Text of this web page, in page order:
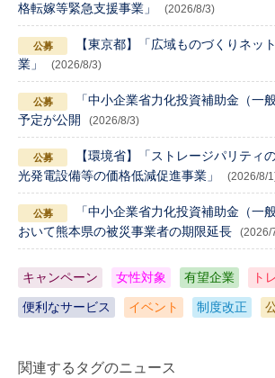
格転嫁等緊急支援事業」
(2026/8/3)
【東京都】「広域ものづくりネッ
業」
(2026/8/3)
「中小企業省力化投資補助金（一
予定が公開
(2026/8/3)
【環境省】「ストレージパリティ
光発電設備等の価格低減促進事業」
(2026/8/
「中小企業省力化投資補助金（一
おいて熊本県の被災事業者の期限延長
(2026/
キャンペーン 女性対象 有望企業 ト
便利なサービス イベント 制度改正
関連するタグのニュース